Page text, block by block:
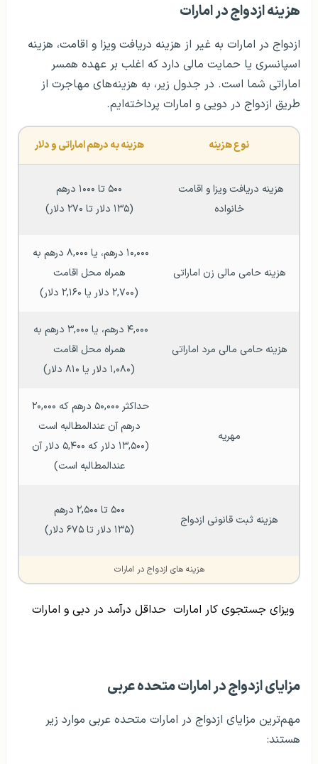
هزینه ازدواج در امارات
ازدواج در امارات به غیر از هزینه دریافت ویزا و اقامت، هزینه
اسپانسری یا حمایت مالی دارد که اغلب بر عهده همسر
اماراتی شما است. در جدول زیر، به هزینه‌های مهاجرت از
طریق ازدواج در دویی و امارات پرداخته‌ایم.
نوع هزینه هزینه به درهم اماراتی و دلار
خانواده
۵۰۰ تا ۱۰۰۰ درهم
(۱۳۵ دلار تا ۲۷۰ دلار)
هزینه حامی مالی زن اماراتی
همراه محل اقامت
(۲,۷۰۰ دلار یا ۲,۱۶۰ دلار)
هزینه حامی مالی مرد اماراتی
همراه محل اقامت
(۱,۰۸۰ دلار یا ۸۱۰ دلار)
مهریه
درهم آن عندالمطالبه است
عندالمطالبه است)
هزینه ثبت قانونی ازدواج
۵۰۰ تا ۲,۵۰۰ درهم
(۱۳۵ دلار تا ۶۷۵ دلار)
هزینه های ازدواج در امارات
ویزای جستجوی کار امارات حداقل درآمد در دبی و امارات
مزایای ازدواج در امارات متحده عربی
مهم‌ترین مزایای ازدواج در امارات متحده عربی موارد زیر
هستند: